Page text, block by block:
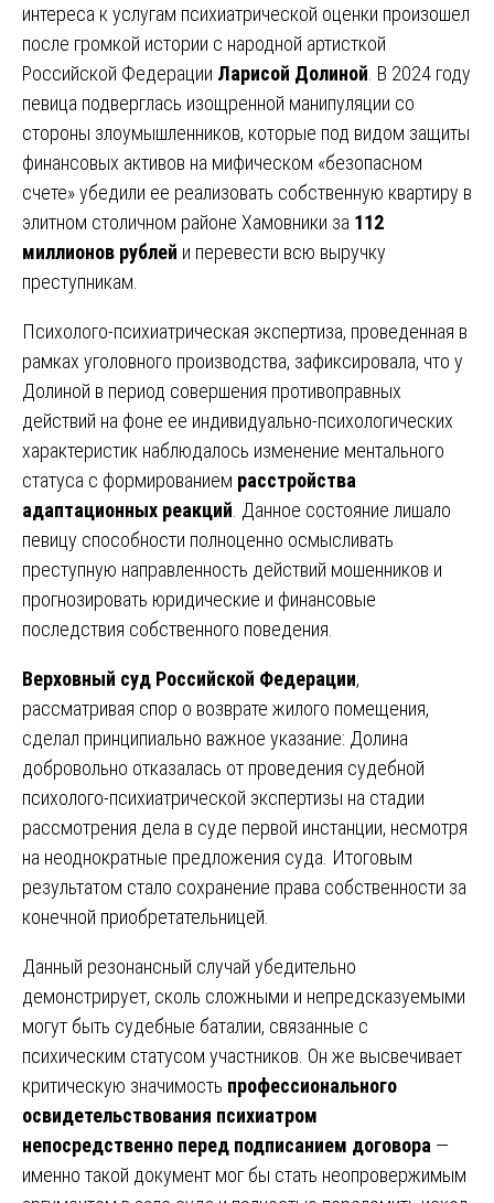
интереса к услугам психиатрической оценки произошел
после громкой истории с народной артисткой
Российской Федерации Ларисой Долиной . В 2024 году
певица подверглась изощренной манипуляции со
стороны злоумышленников, которые под видом защиты
финансовых активов на мифическом «безопасном
счете» убедили ее реализовать собственную квартиру в
элитном столичном районе Хамовники за 112
миллионов рублей и перевести всю выручку
преступникам.
Психолого-психиатрическая экспертиза, проведенная в
рамках уголовного производства, зафиксировала, что у
Долиной в период совершения противоправных
действий на фоне ее индивидуально-психологических
характеристик наблюдалось изменение ментального
статуса с формированием расстройства
адаптационных реакций . Данное состояние лишало
певицу способности полноценно осмысливать
преступную направленность действий мошенников и
прогнозировать юридические и финансовые
последствия собственного поведения.
Верховный суд Российской Федерации,
рассматривая спор о возврате жилого помещения,
сделал принципиально важное указание: Долина
добровольно отказалась от проведения судебной
психолого-психиатрической экспертизы на стадии
рассмотрения дела в суде первой инстанции, несмотря
на неоднократные предложения суда. Итоговым
результатом стало сохранение права собственности за
конечной приобретательницей.
Данный резонансный случай убедительно
демонстрирует, сколь сложными и непредсказуемыми
могут быть судебные баталии, связанные с
психическим статусом участников. Он же высвечивает
критическую значимость профессионального
освидетельствования психиатром
непосредственно перед подписанием договора —
именно такой документ мог бы стать неопровержимым